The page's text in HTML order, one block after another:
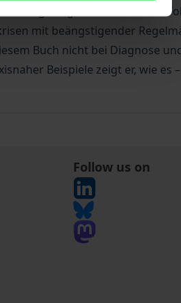
ausgeblendet. Welche
mit beängstigender
Buch nicht bei Diagnose
Beispiele zeigt er, wie es
Follow us on